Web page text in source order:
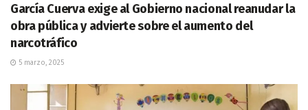
García Cuerva exige al Gobierno nacional reanudar la
obra pública y advierte sobre el aumento del
narcotráfico
5 marzo, 2025